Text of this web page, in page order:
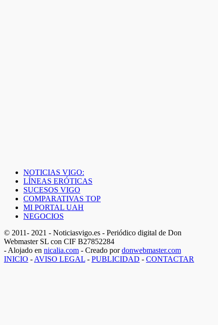
NOTICIAS VIGO:
LÍNEAS ERÓTICAS
SUCESOS VIGO
COMPARATIVAS TOP
MI PORTAL UAH
NEGOCIOS
© 2011- 2021 - Noticiasvigo.es - Periódico digital de Don
Webmaster SL con CIF B27852284
- Alojado en nicalia.com - Creado pordonwebmaster.com
INICIO - AVISO LEGAL - PUBLICIDAD - CONTACTAR